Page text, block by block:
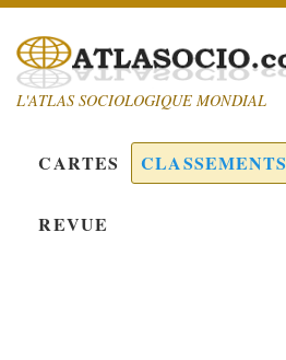
L'ATLAS SOCIOLOGIQUE MONDIAL
CARTES CLASSEMENTS
REVUE